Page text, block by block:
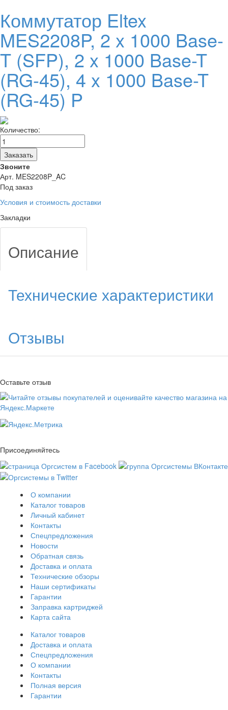
Коммутатор Eltex
MES2208P, 2 x 1000 Base-
T (SFP), 2 x 1000 Base-T
(RG-45), 4 x 1000 Base-T
(RG-45) P
Количество:
Заказать
Звоните
Арт. MES2208P_AC
Под заказ
Условия и стоимость доставки
Закладки
Описание
Технические характеристики
Отзывы
Оставьте отзыв
Присоединяйтесь
О компании
Каталог товаров
Личный кабинет
Контакты
Спецпредложения
Новости
Обратная связь
Доставка и оплата
Технические обзоры
Наши сертификаты
Гарантии
Заправка картриджей
Карта сайта
Каталог товаров
Доставка и оплата
Спецпредложения
О компании
Контакты
Полная версия
Гарантии